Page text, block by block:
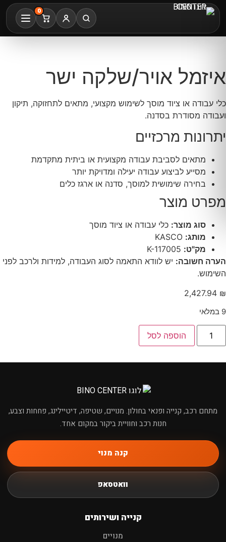
0
מחפשים מוצר לרכב? ×
חיפוש
איזמל אויר/שלקה ישר
כלי עבודה או ציוד מוסך לשימוש מקצועי, מתאים לתחזוקה, תיקון
ועבודה מסודרת בסדנה.
יתרונות מרכזיים
מתאים לסביבת עבודה מקצועית או ביתית מתקדמת
מסייע לביצוע עבודה יעילה ומדויקת יותר
בחירה שימושית למוסך, סדנה או ארגז כלים
מפרט מוצר
סוג מוצר: כלי עבודה או ציוד מוסך
מותג:
מק"ט:
הערה חשובה: יש לוודא התאמה לסוג העבודה, למידות ולרכב לפני
השימוש.
2,427.94 ₪
9 במלאי
כמות
איזמל
ישר
הוספה לסל
מתחם רכב, קנייה ופנאי בחולון. מנויים, שטיפה, דיטיילינג, פחחות וצבע,
חנות רכב וחוויית ביקור במקום אחד.
קנה מנוי
וואטסאפ
קנייה ושירותים
מנויים